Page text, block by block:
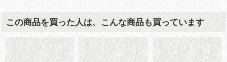
この商品を買った人は、こんな商品も買っています